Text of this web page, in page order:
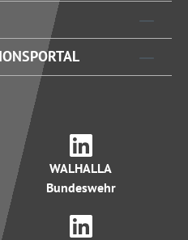
WALHALLA
Bundeswehr